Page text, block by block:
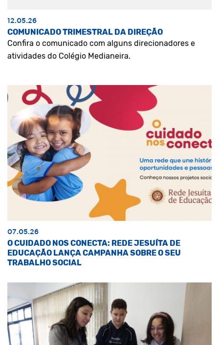
12.05.26
COMUNICADO TRIMESTRAL DA DIREÇÃO
Confira o comunicado com alguns direcionadores e
atividades do Colégio Medianeira.
07.05.26
O CUIDADO NOS CONECTA: REDE JESUÍTA DE
EDUCAÇÃO LANÇA CAMPANHA SOBRE O SEU
TRABALHO SOCIAL